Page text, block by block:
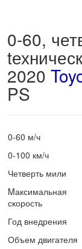
0-60,
2020
PS
0-60 м/ч
0-100 км/ч
Четверть мили
Mаксимальная
скорость
Год внедрения
Объем двигателя